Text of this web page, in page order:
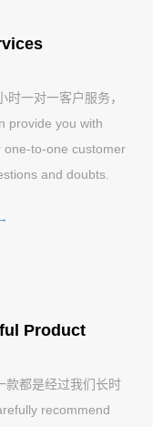
一对一客户服务，
provide you with
one-to-one customer
and doubts.
Product
款都是经过我们长时
recommend